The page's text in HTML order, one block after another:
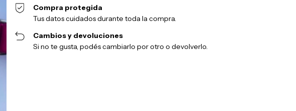
Compra protegida
Tus datos cuidados durante toda la compra.
Cambios y devoluciones
Si no te gusta, podés cambiarlo por otro o devolverlo.